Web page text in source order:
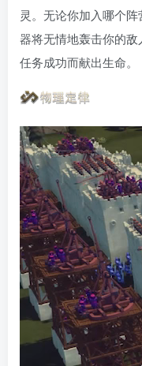
灵。无论你加入哪个
器将无情地轰击你的
任务成功而献出生命。